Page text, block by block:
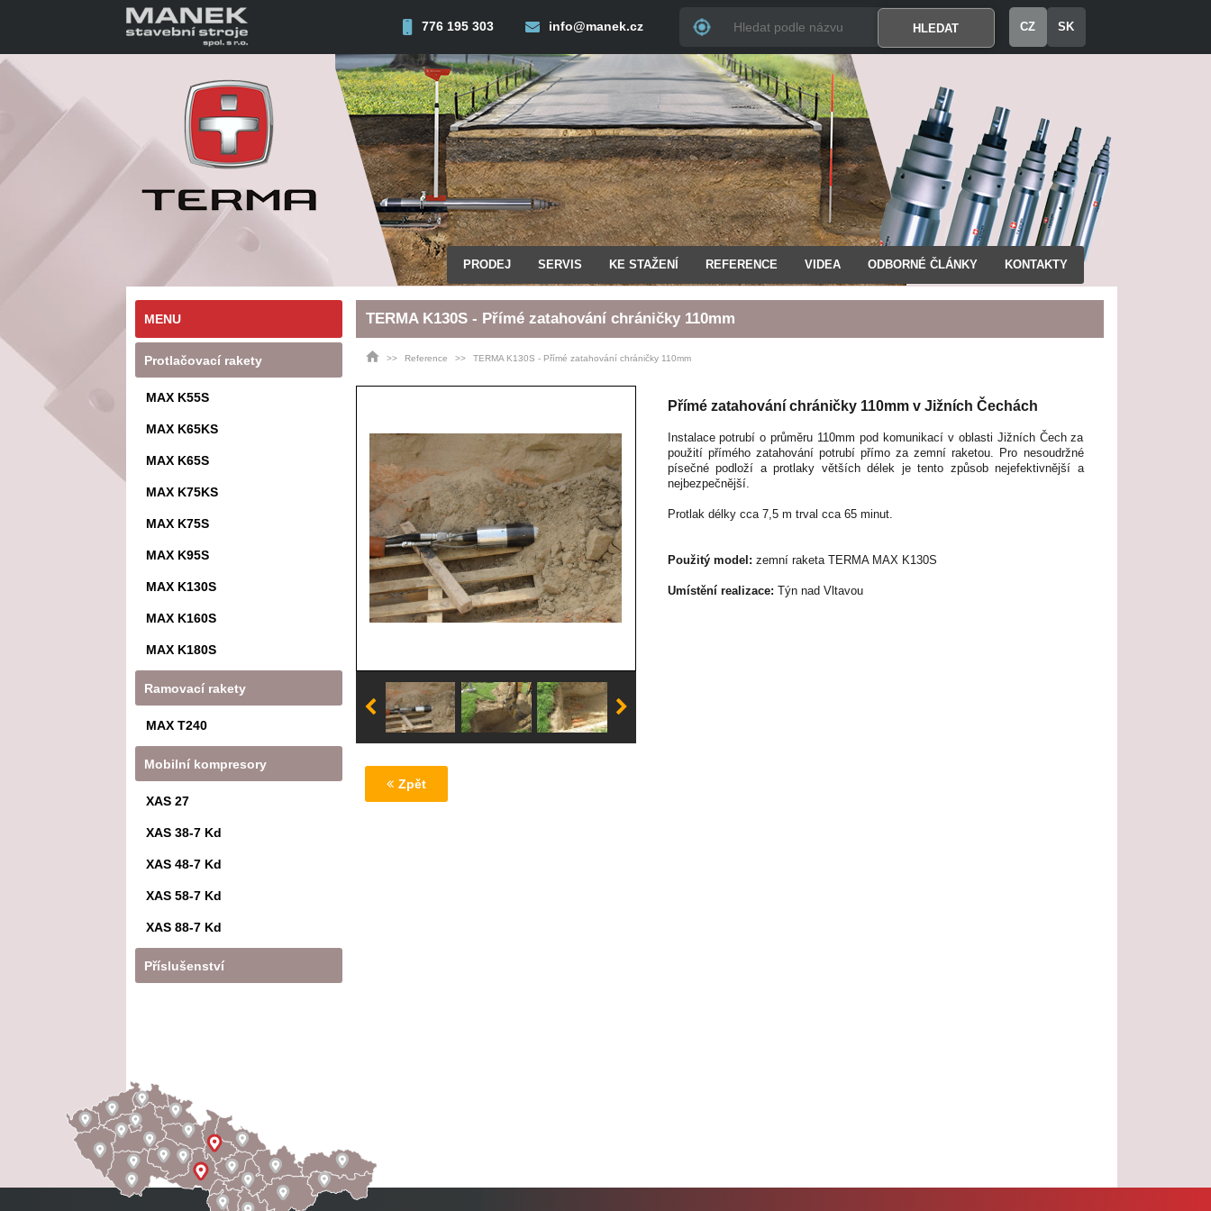
776 195 303 info@manek.cz CZ SK
PRODEJ SERVIS KE STAŽENÍ REFERENCE VIDEA ODBORNÉ ČLÁNKY KONTAKTY
MENU
Protlačovací rakety
MAX K55S
MAX K65KS
MAX K65S
MAX K75KS
MAX K75S
MAX K95S
MAX K130S
MAX K160S
MAX K180S
Ramovací rakety
MAX T240
Mobilní kompresory
XAS 27
XAS 38-7 Kd
XAS 48-7 Kd
XAS 58-7 Kd
XAS 88-7 Kd
Příslušenství
TERMA K130S - Přímé zatahování chráničky 110mm
Reference TERMA K130S - Přímé zatahování chráničky 110mm
Přímé zatahování chráničky 110mm v Jižních Čechách
Instalace potrubí o průměru 110mm pod komunikací v oblasti Jižních Čech za
použití přímého zatahování potrubí přímo za zemní raketou. Pro nesoudržné
písečné podloží a protlaky větších délek je tento způsob nejefektivnější a
nejbezpečnější.
Protlak délky cca 7,5 m trval cca 65 minut.
Použitý model: zemní raketa TERMA MAX K130S
Umístění realizace: Týn nad Vltavou
Zpět